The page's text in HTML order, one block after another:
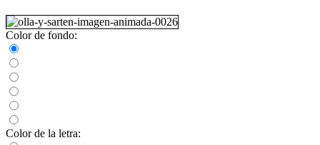
Color de fondo:
Color de la letra: